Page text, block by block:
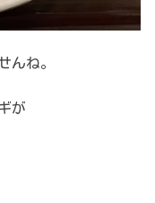
んね。
が